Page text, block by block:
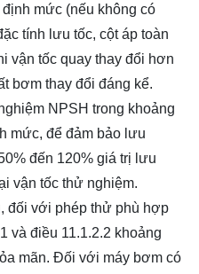
mức (nếu không có
tính lưu tốc, cột áp toàn
vận tốc quay thay đổi hơn
bơm thay đổi đáng kể.
NPSH trong khoảng
mức, để đảm bảo lưu
đến 120% giá trị lưu
vận tốc thử nghiệm.
đối với phép thử phù hợp
và điều 11.1.2.2 khoảng
mãn. Đối với máy bơm có